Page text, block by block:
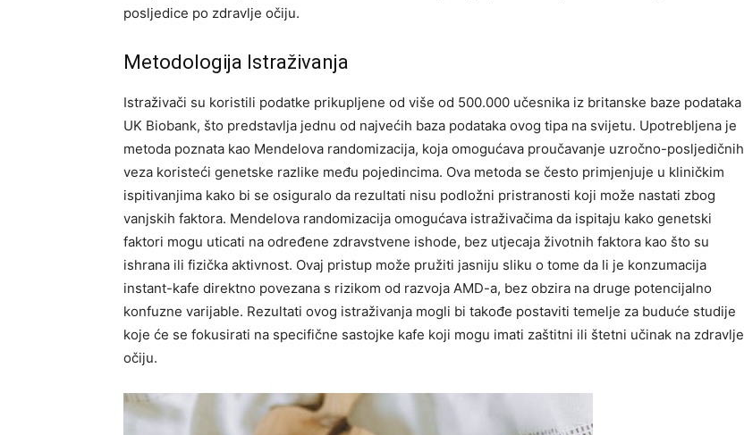
posljedice po zdravlje očiju.
Metodologija Istraživanja
Istraživači su koristili podatke prikupljene od više od 500.000 učesnika iz britanske baze podataka
UK Biobank, što predstavlja jednu od najvećih baza podataka ovog tipa na svijetu. Upotrebljena je
metoda poznata kao Mendelova randomizacija, koja omogućava proučavanje uzročno-posljedičnih
veza koristeći genetske razlike među pojedincima. Ova metoda se često primjenjuje u kliničkim
ispitivanjima kako bi se osiguralo da rezultati nisu podložni pristranosti koji može nastati zbog
vanjskih faktora. Mendelova randomizacija omogućava istraživačima da ispitaju kako genetski
faktori mogu uticati na određene zdravstvene ishode, bez utjecaja životnih faktora kao što su
ishrana ili fizička aktivnost. Ovaj pristup može pružiti jasniju sliku o tome da li je konzumacija
instant-kafe direktno povezana s rizikom od razvoja AMD-a, bez obzira na druge potencijalno
konfuzne varijable. Rezultati ovog istraživanja mogli bi takođe postaviti temelje za buduće studije
koje će se fokusirati na specifične sastojke kafe koji mogu imati zaštitni ili štetni učinak na zdravlje
očiju.